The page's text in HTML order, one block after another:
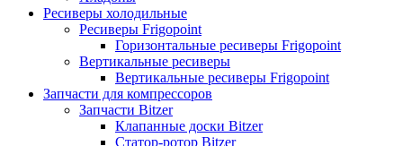
Ресиверы холодильные
Ресиверы Frigopoint
Горизонтальные ресиверы Frigopoint
Вертикальные ресиверы
Вертикальные ресиверы Frigopoint
Запчасти для компрессоров
Запчасти Bitzer
Клапанные доски Bitzer
Статор-ротор Bitzer